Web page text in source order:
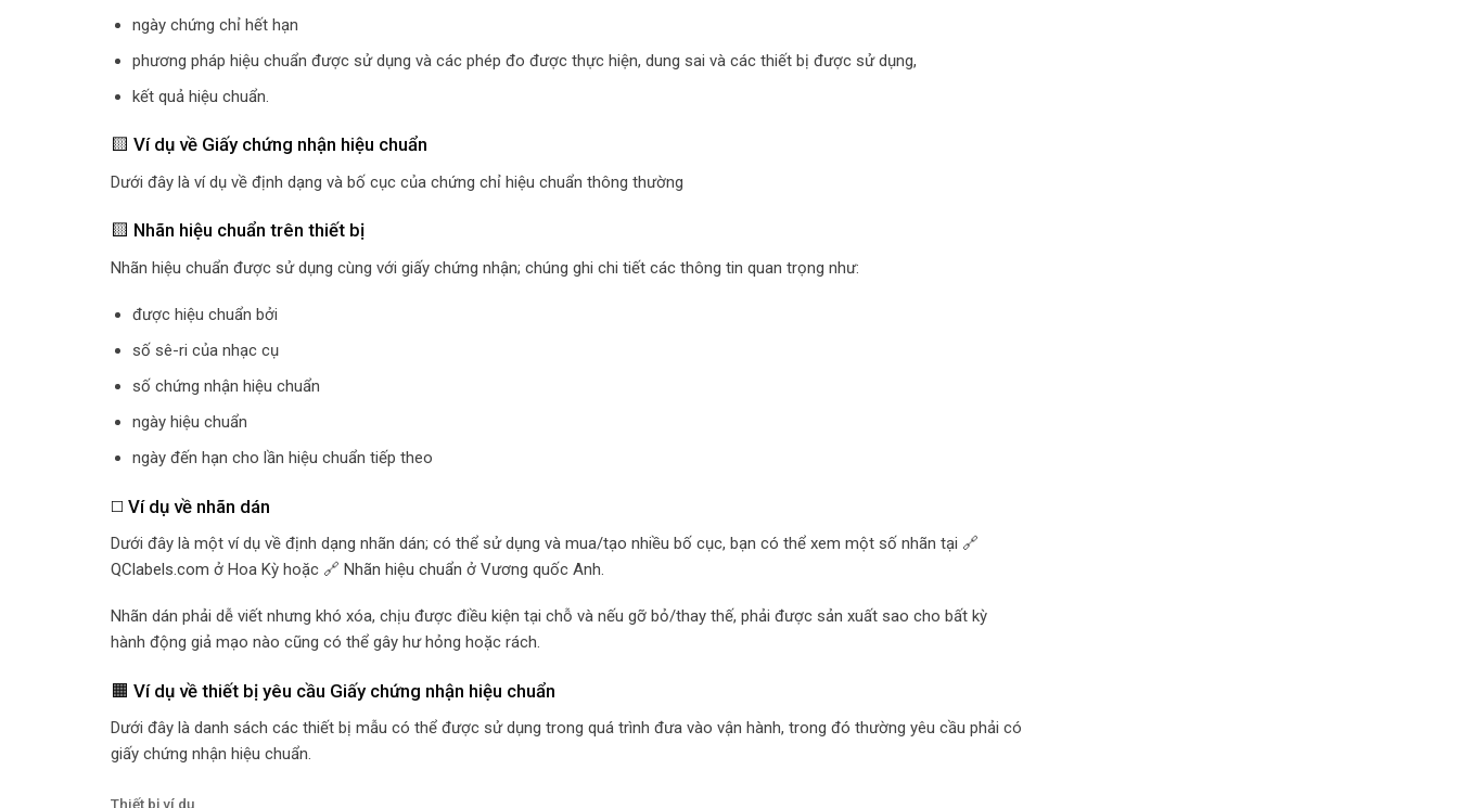
ngày chứng chỉ hết hạn
phương pháp hiệu chuẩn được sử dụng và các phép đo được thực hiện, dung sai và các thiết bị được sử dụng,
kết quả hiệu chuẩn.
🟨 Ví dụ về Giấy chứng nhận hiệu chuẩn
Dưới đây là ví dụ về định dạng và bố cục của chứng chỉ hiệu chuẩn thông thường
🟨 Nhãn hiệu chuẩn trên thiết bị
Nhãn hiệu chuẩn được sử dụng cùng với giấy chứng nhận; chúng ghi chi tiết các thông tin quan trọng như:
được hiệu chuẩn bởi
số sê-ri của nhạc cụ
số chứng nhận hiệu chuẩn
ngày hiệu chuẩn
ngày đến hạn cho lần hiệu chuẩn tiếp theo
◻️ Ví dụ về nhãn dán
Dưới đây là một ví dụ về định dạng nhãn dán; có thể sử dụng và mua/tạo nhiều bố cục, bạn có thể xem một số nhãn tại 🔗
QClabels.com ở Hoa Kỳ hoặc 🔗 Nhãn hiệu chuẩn ở Vương quốc Anh.
Nhãn dán phải dễ viết nhưng khó xóa, chịu được điều kiện tại chỗ và nếu gỡ bỏ/thay thế, phải được sản xuất sao cho bất kỳ
hành động giả mạo nào cũng có thể gây hư hỏng hoặc rách.
🟧 Ví dụ về thiết bị yêu cầu Giấy chứng nhận hiệu chuẩn
Dưới đây là danh sách các thiết bị mẫu có thể được sử dụng trong quá trình đưa vào vận hành, trong đó thường yêu cầu phải có
giấy chứng nhận hiệu chuẩn.
Thiết bị ví dụ